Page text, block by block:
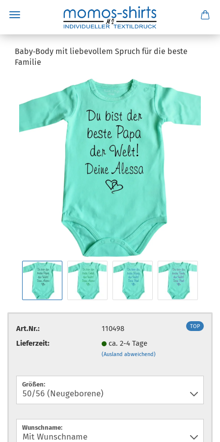
Baby‑Body mit liebevollem Spruch für die beste
Familie
TOP
Art.Nr.:
110498
Lieferzeit:
ca. 2-4 Tage
(Ausland abweichend)
Größen:
Wunschname: